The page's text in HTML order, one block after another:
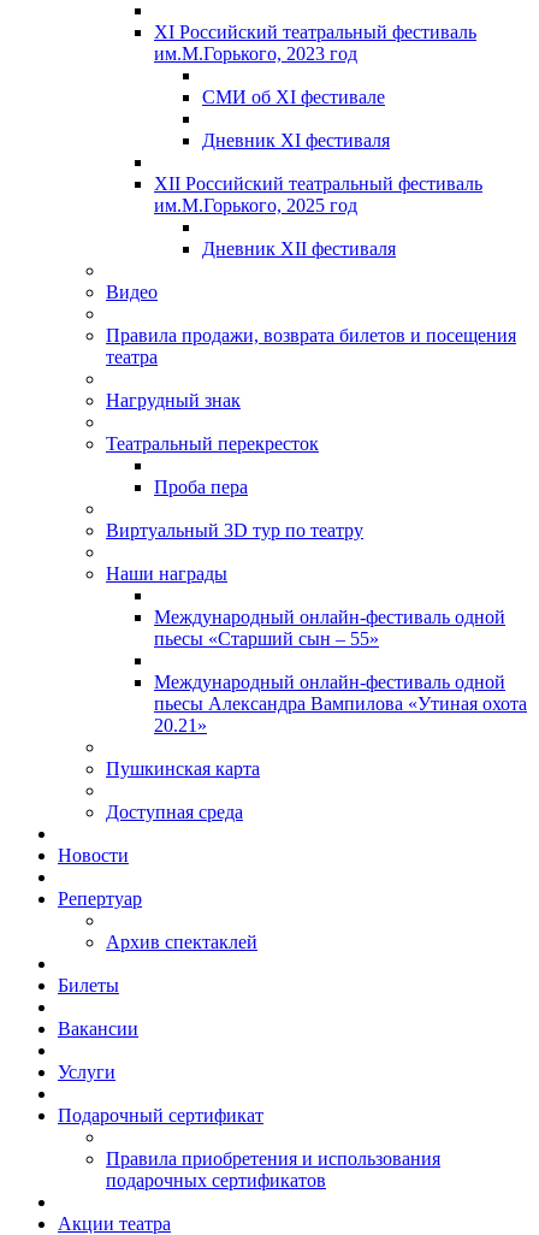
XI Российский театральный фестиваль
им.М.Горького, 2023 год
СМИ об XI фестивале
Дневник XI фестиваля
XII Российский театральный фестиваль
им.М.Горького, 2025 год
Дневник XII фестиваля
Видео
Правила продажи, возврата билетов и посещения
театра
Нагрудный знак
Театральный перекресток
Проба пера
Виртуальный 3D тур по театру
Наши награды
Международный онлайн-фестиваль одной
пьесы «Старший сын – 55»
Международный онлайн-фестиваль одной
пьесы Александра Вампилова «Утиная охота
20.21»
Пушкинская карта
Доступная среда
Новости
Репертуар
Архив спектаклей
Билеты
Вакансии
Услуги
Подарочный сертификат
Правила приобретения и использования
подарочных сертификатов
Акции театра